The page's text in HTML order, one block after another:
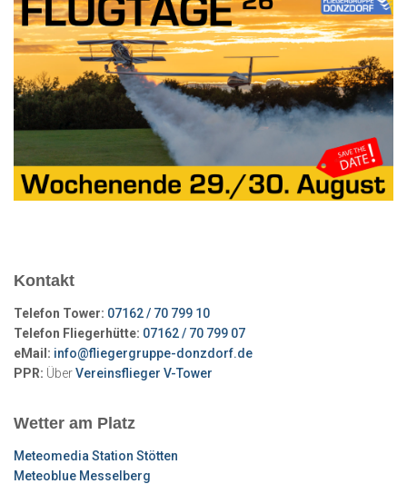
Beiträge
Kontakt
Telefon Tower: 07162 / 70 799 10
Telefon Fliegerhütte: 07162 / 70 799 07
eMail: info@fliegergruppe-donzdorf.de
PPR: ÜberVereinsflieger V-Tower
Wetter am Platz
Meteomedia Station Stötten
Meteoblue Messelberg